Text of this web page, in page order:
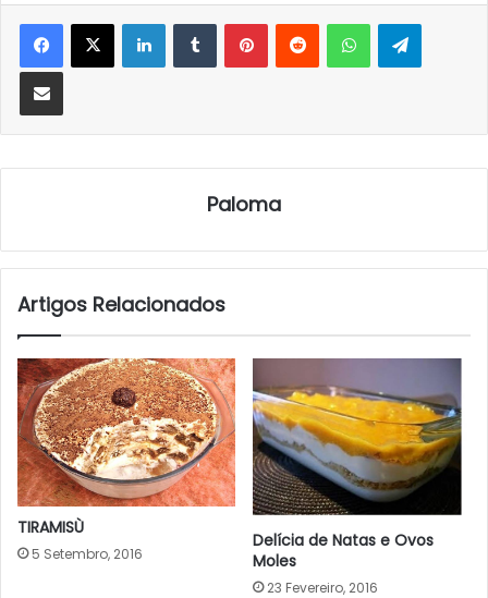
LinkedInTumblrPinterestReddit WhatsApp
Partilhar Via Email
Paloma
Artigos Relacionados
TIRAMISÙ
5 Setembro, 2016
Delícia de Natas e Ovos
Moles
23 Fevereiro, 2016